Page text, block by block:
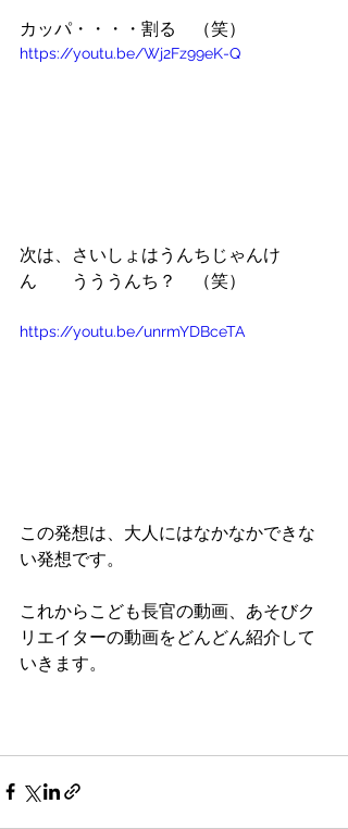
カッパ・・・・割る　（笑）
https://youtu.be/Wj2Fz99eK-Q
次は、さいしょはうんちじゃんけ
ん　　うううんち？　（笑）
https://youtu.be/unrmYDBceTA
この発想は、大人にはなかなかできな
い発想です。
これからこども長官の動画、あそびク
リエイターの動画をどんどん紹介して
いきます。